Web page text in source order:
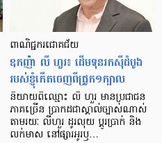
ពាណិជ្ជករជោគជ័យ
ឧកញ៉ា លី ហួរ៖ ដើមទុនរកស៊ីដំបូង
របស់ខ្ញុំកើតចេញពីជ្រូក១ក្បាល
និយាយ​ពី​ឈ្មោះ លី ហួរ មាន​ប្រជាជន​
ភាគ​ច្រើន ប្រាកដ​ជា​ស្គាល់​ច្បាស់​ណាស់
តាមរយៈ លីហួរ ដូរ​លុយ ប្តូរ​បា្រក់ និង​
លក់​មាស នៅ​ផ្សារ​អូរ​ឫ…